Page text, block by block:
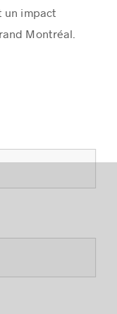
un impact
Montréal.